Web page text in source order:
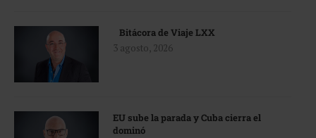
Bitácora de Viaje LXX
3 agosto, 2026
EU sube la parada y Cuba cierra el
dominó